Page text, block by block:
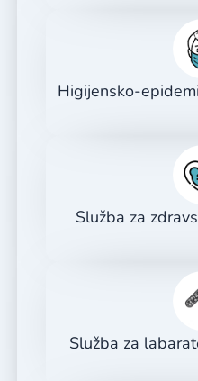
Higijensko-
Služba za
Služba za